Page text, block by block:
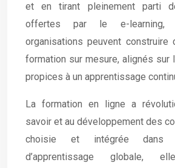
et en tirant pleinement parti
offertes par le e-learning,
organisations peuvent construire
formation sur mesure, alignés
propices à un apprentissage
La formation en ligne a
savoir et au développement des
choisie et intégrée dans
d’apprentissage globale,